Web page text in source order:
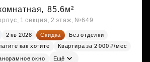
85.6м²
1 секция, 2 этаж, №649
2 кв 2028 Скидка
Без отделки
как хотите
Квартира за 2 000 ₽/мес
окно Ещё